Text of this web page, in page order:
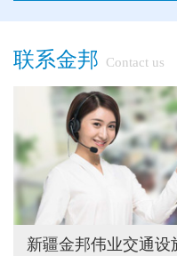
联系金邦 Contact us
新疆金邦伟业交通设
邦护栏告诉您
乌鲁木齐铁艺围栏哪家
专业的新疆铁艺围栏
● 阿拉尔市安装新款黄金绿
护栏在我们生活中的作用
你不知道的候车厅安装